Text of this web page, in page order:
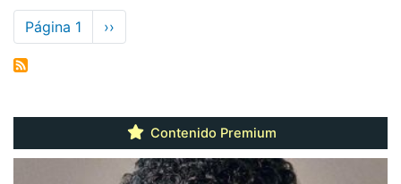
Paginación
Página 1
Siguiente
página
››
Contenido Premium